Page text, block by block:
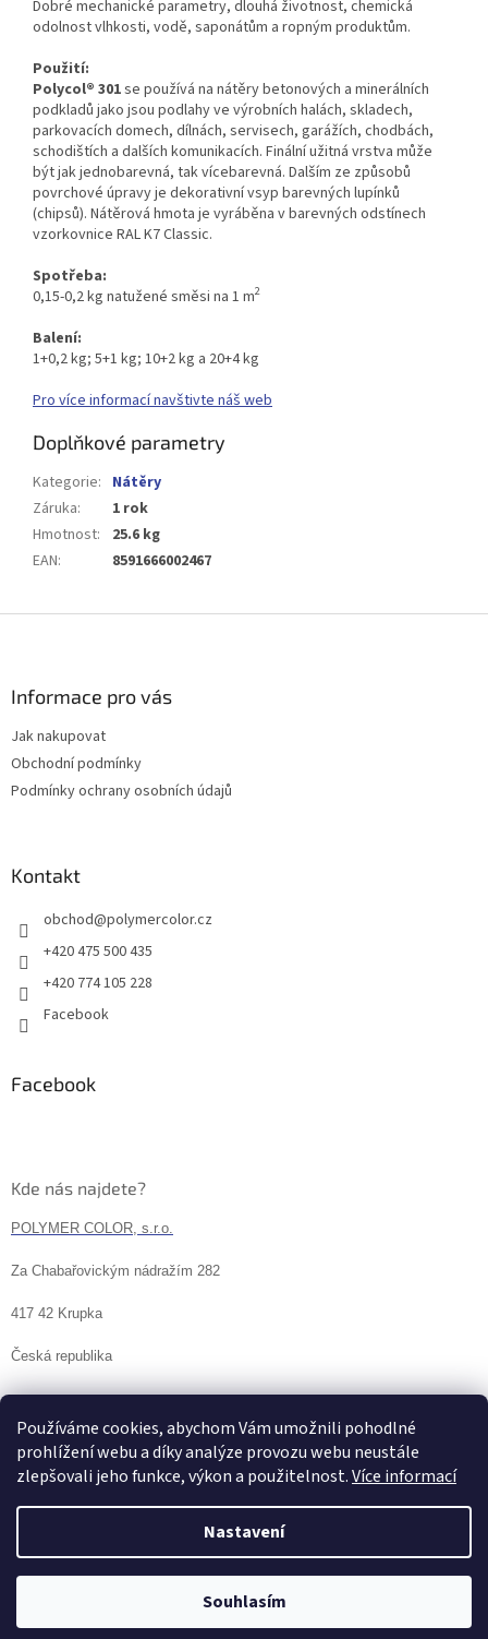
Používáme cookies, abychom Vám umožnili pohodlné
prohlížení webu a díky analýze provozu webu neustále
zlepšovali jeho funkce, výkon a použitelnost.Více informací
Nastavení
Souhlasím
Dobré mechanické parametry, dlouhá životnost, chemická
odolnost vlhkosti, vodě, saponátům a ropným produktům.
Použití:
Polycol® 301se používá na nátěry betonových a minerálních
podkladů jako jsou podlahy ve výrobních halách, skladech,
parkovacích domech, dílnách, servisech, garážích, chodbách,
schodištích a dalších komunikacích. Finální užitná vrstva může
být jak jednobarevná, tak vícebarevná. Dalším ze způsobů
povrchové úpravy je dekorativní vsyp barevných lupínků
(chipsů). Nátěrová hmota je vyráběna v barevných odstínech
vzorkovnice RAL K7 Classic.
Spotřeba:
0,15-0,2 kg natužené směsi na 1 m2
Balení:
1+0,2 kg; 5+1 kg; 10+2 kg a 20+4 kg
Pro více informací navštivte náš web
Doplňkové parametry
Kategorie: Nátěry
Záruka:
1 rok
Hmotnost:
25.6 kg
EAN: 8591666002467
Informace pro vás
Jak nakupovat
Obchodní podmínky
Podmínky ochrany osobních údajů
Kontakt
obchod@polymercolor.cz
+420 475 500 435
+420 774 105 228
Facebook
Facebook
Kde nás najdete?
POLYMER COLOR, s.r.o.
Za Chabařovickým nádražím 282
417 42 Krupka
Česká republika
Vytvořil Shoptet
POLYMER COLOR, s.r.o.